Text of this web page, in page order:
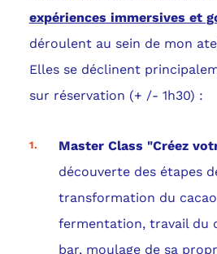
expériences immersives et
déroulent au sein de mon
Elles se déclinent
sur réservation (+ /- 1h30) :
Master Class "Créez
découverte des étapes
transformation du
fermentation, travail du
bar, moulage de sa